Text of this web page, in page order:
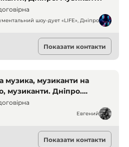
шоу-дует «LIFE», Дніпро
Показати контакти
музика, музиканти на
музиканти. Дніпро.
Евгений
Показати контакти